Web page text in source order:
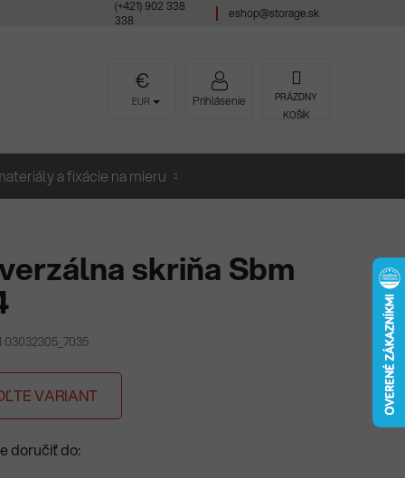
(+421) 902 338
338
eshop@storage.sk
EUR Prihlásenie NÁKUPNÝ
KOŠÍK
PRÁZDNY
KOŠÍK
a fixácie na mieru
skriňa Sbm
03032305_7035
VARIANT
doručiť do: